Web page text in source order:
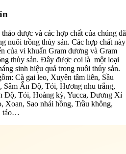
dược và các hợp chất của chúng đã
nuôi trồng thủy sản. Các hợp chất này
của vi khuẩn Gram dương và Gram
thủy sản. Đây được coi là một loại
sinh hiệu quả trong nuôi thủy sản.
Cà gai leo, Xuyên tâm liên, Sầu
Sâm Ấn Độ, Tỏi, Hương nhu trắng,
Độ, Tỏi, Hoàng kỳ, Yucca, Dương Xỉ
Sao nhái hồng, Trầu không,
táo…